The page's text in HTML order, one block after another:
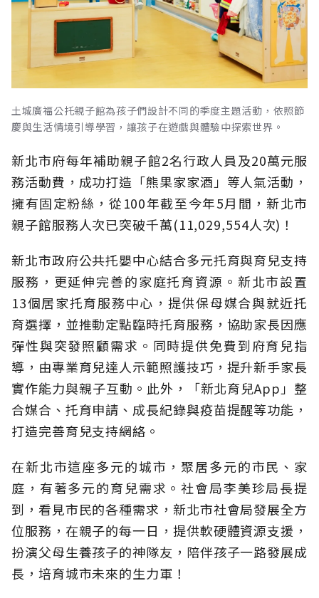
土城廣福公托親子館為孩子們設計不同的季度主題活動，依照節
慶與生活情境引導學習，讓孩子在遊戲與體驗中探索世界。
新北市府每年補助親子館2名行政人員及20萬元服
務活動費，成功打造「熊果家家酒」等人氣活動，
擁有固定粉絲，從100年截至今年5月間，新北市
親子館服務人次已突破千萬(11,029,554人次)！
新北市政府公共托嬰中心結合多元托育與育兒支持
服務，更延伸完善的家庭托育資源。新北市設置
13個居家托育服務中心，提供保母媒合與就近托
育選擇，並推動定點臨時托育服務，協助家長因應
彈性與突發照顧需求。同時提供免費到府育兒指
導，由專業育兒達人示範照護技巧，提升新手家長
實作能力與親子互動。此外，「新北育兒App」整
合媒合、托育申請、成長紀錄與疫苗提醒等功能，
打造完善育兒支持網絡。
在新北市這座多元的城市，聚居多元的市民、家
庭，有著多元的育兒需求。社會局李美珍局長提
到，看見市民的各種需求，新北市社會局發展全方
位服務，在親子的每一日，提供軟硬體資源支援，
扮演父母生養孩子的神隊友，陪伴孩子一路發展成
長，培育城市未來的生力軍！